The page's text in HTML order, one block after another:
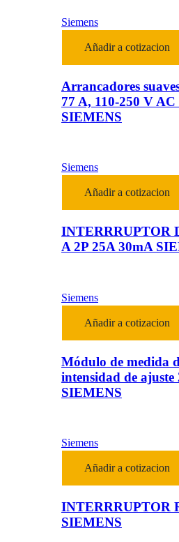
Siemens
Añadir a cotizacion
Arrancadores
77 A, 110-250 V
SIEMENS
Siemens
Añadir a cotizacion
INTERRRUPTOR
A 2P 25A 30mA
Siemens
Añadir a cotizacion
Módulo de medida
intensidad de
SIEMENS
Siemens
Añadir a cotizacion
INTERRRUPTOR
SIEMENS